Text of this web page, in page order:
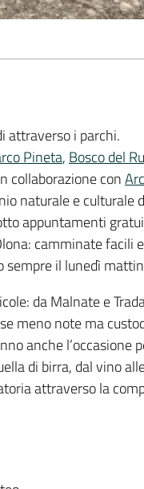
attraverso i parchi.
Pineta, Bosco del
collaborazione con
naturale e culturale
appuntamenti
camminate facili
sempre il lunedì
da Malnate e
meno note ma
anche l’occasione
di birra, dal vino
attraverso la